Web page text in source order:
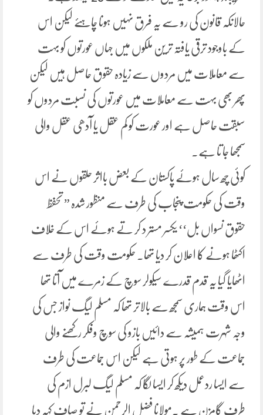
حالانکہ قانون کی رو سے یہ فرق نہیں ہونا چاہئے لیکن اس
کے باوجود ترقی یافتہ ترین ملکوں میں جہاں عورتوں کو بہت
سے معاملات میں مردوں سے زیادہ حقوق حاصل ہیں لیکن
پھر بھی بہت سے معاملات میں عورتوں کی نسبت مردوں کو
سبقت حاصل ہے اور عورت کو کم عقل یا آدھی عقل والی
سمجھا جا تا ہے۔
کوئی چھ سال ہوئے پاکستان کے بعض بااثر حلقوں نے اس
وقت کی حکومت پنجاب کی طرف سے منظور شدہ ” تحفظ
حقوق نسواں بل‘‘ یکسر مستر د کر تے ہوئے اس کے خلاف
اکٹھا ہونے کا اعلان کر دیا تھا۔ حکومت وقت کی طرف سے
اٹھایا گیا یہ قدم قدرے سیکولر سوچ کے زمرے میں آتا تھا
اس وقت ہماری سمجھ سے بالاتر تھا کہ مسلم لیگ نواز جس کی
وجہ شہرت ہمیشہ سے دائیں بازو کی سوچ وفکر رکھنے والی
جماعت کے طور پر ہوتی ہے لیکن اس جماعت کی طرف
سے ایسا ردعمل دیکھ کر ایسا لگا کہ مسلم لیگ لبرل ازم کی
طرف گامزن ہے ۔مولانا فضل الرحمن نے تو صاف کہہ دیا